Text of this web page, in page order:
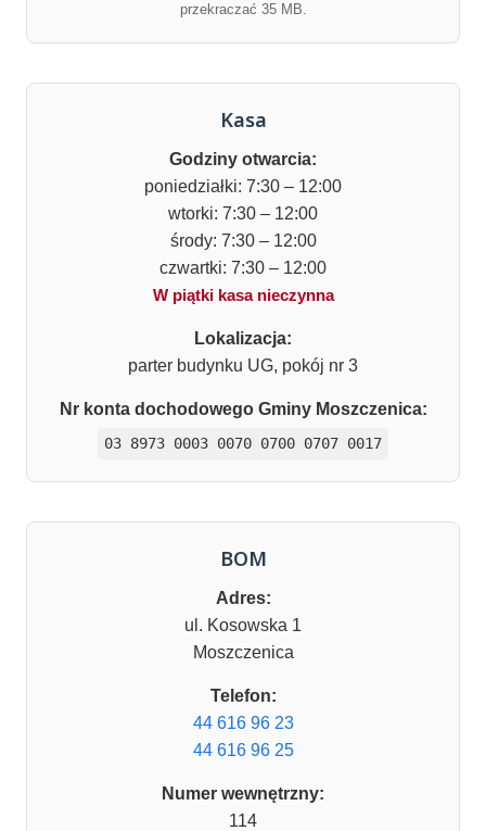
przekraczać 35 MB.
Kasa
Godziny otwarcia:
poniedziałki: 7:30 – 12:00
wtorki: 7:30 – 12:00
środy: 7:30 – 12:00
czwartki: 7:30 – 12:00
W piątki kasa nieczynna
Lokalizacja:
parter budynku UG, pokój nr 3
Nr konta dochodowego Gminy Moszczenica:
03 8973 0003 0070 0700 0707 0017
BOM
Adres:
ul. Kosowska 1
Moszczenica
Telefon:
44 616 96 23
44 616 96 25
Numer wewnętrzny:
114